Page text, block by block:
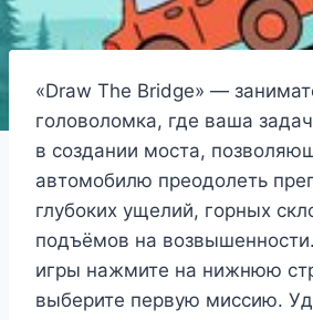
«Draw The Bridge» —
головоломка, где ваша
в создании моста,
автомобилю преодолеть
глубоких ущелий, горных
подъёмов на
игры нажмите на нижнюю
выберите первую миссию.